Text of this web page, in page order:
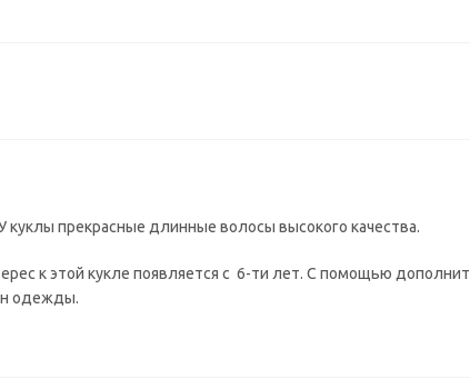
куклы прекрасные длинные волосы высокого качества.
к этой кукле появляется с 6-ти лет. С помощью
одежды.